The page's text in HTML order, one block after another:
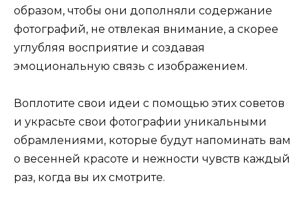
образом, чтобы они дополняли содержание
фотографий, не отвлекая внимание, а скорее
углубляя восприятие и создавая
эмоциональную связь с изображением.
Воплотите свои идеи с помощью этих советов
и украсьте свои фотографии уникальными
обрамлениями, которые будут напоминать вам
о весенней красоте и нежности чувств каждый
раз, когда вы их смотрите.